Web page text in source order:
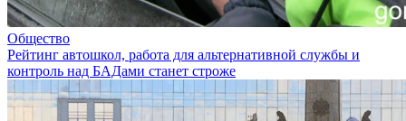
Общество
Рейтинг автошкол, работа для альтернативной службы и
контроль над БАДами станет строже